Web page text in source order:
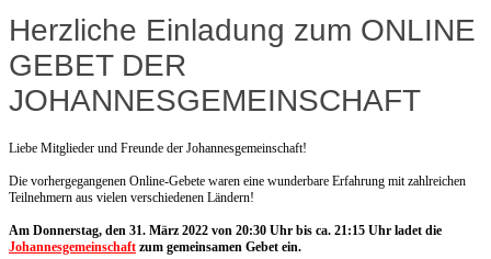
Herzliche Einladung zum ONLINE
GEBET DER
JOHANNESGEMEINSCHAFT
Liebe Mitglieder und Freunde der Johannesgemeinschaft!
Die vorhergegangenen Online-Gebete waren eine wunderbare Erfahrung mit zahlreichen
Teilnehmern aus vielen verschiedenen Ländern!
Am Donnerstag, den 31. März 2022 von 20:30 Uhr bis ca. 21:15 Uhr ladet die
Johannesgemeinschaft zum gemeinsamen Gebet ein.